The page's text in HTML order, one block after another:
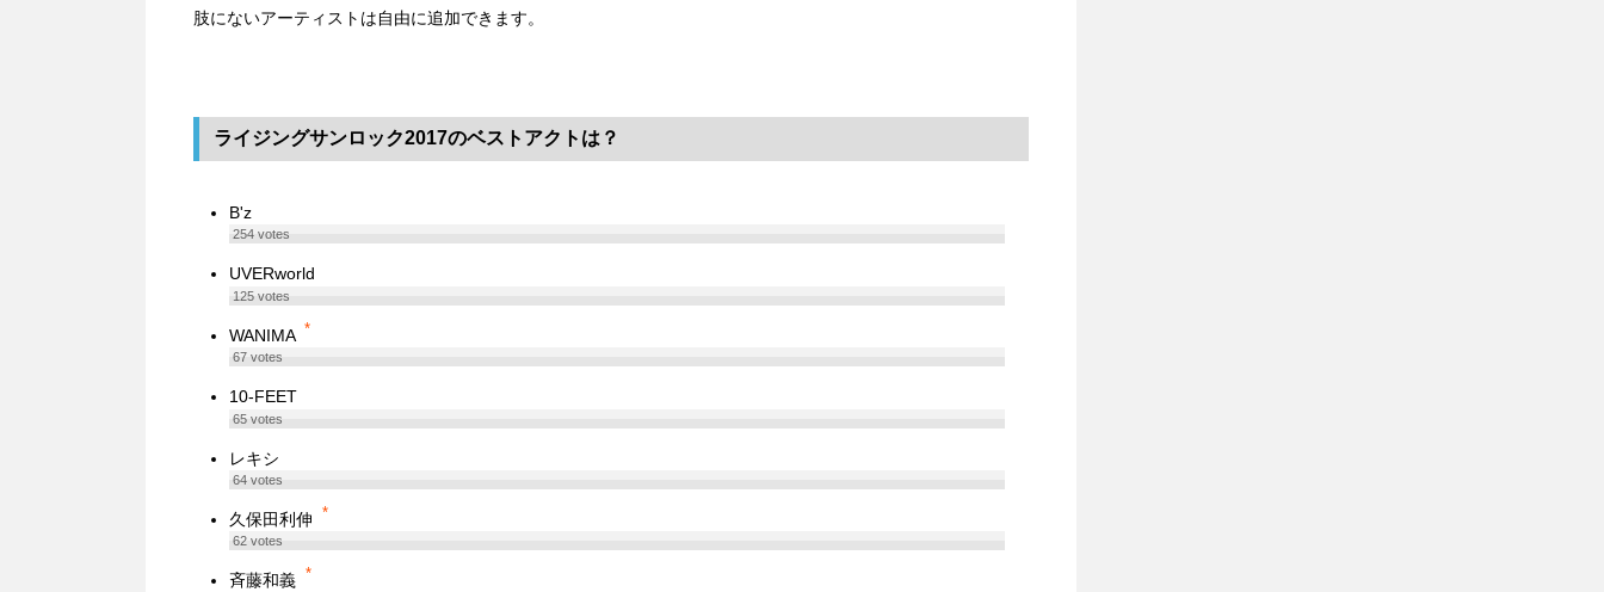
肢にないアーティストは自由に追加できます。
ライジングサンロック2017のベストアクトは？
B'z
254votes
UVERworld
125votes
WANIMA *
67votes
10-FEET
65votes
レキシ
64votes
久保田利伸 *
62votes
斉藤和義 *